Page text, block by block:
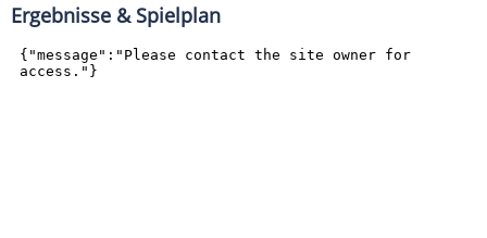
Ergebnisse & Spielplan